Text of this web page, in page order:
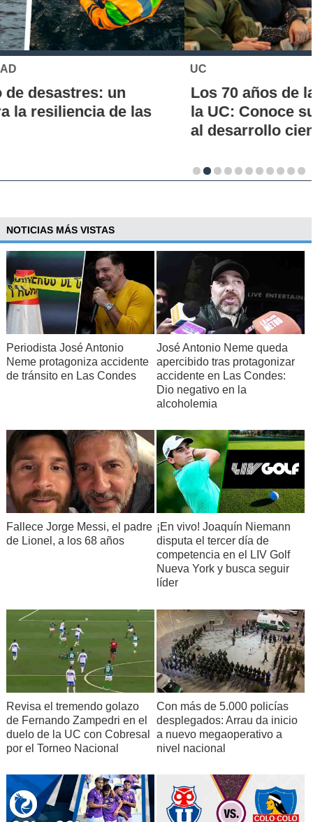
UC
Los 70 años de la Carrera de Química de
la UC: Conoce su historia, hitos y aporte
al desarrollo científico del país
NOTICIAS MÁS VISTAS
Periodista José Antonio
Neme protagoniza accidente
de tránsito en Las Condes
José Antonio Neme queda
apercibido tras protagonizar
accidente en Las Condes:
Dio negativo en la
alcoholemia
Fallece Jorge Messi, el padre
de Lionel, a los 68 años
¡En vivo! Joaquín Niemann
disputa el tercer día de
competencia en el LIV Golf
Nueva York y busca seguir
líder
Revisa el tremendo golazo
de Fernando Zampedri en el
duelo de la UC con Cobresal
por el Torneo Nacional
Con más de 5.000 policías
desplegados: Arrau da inicio
a nuevo megaoperativo a
nivel nacional